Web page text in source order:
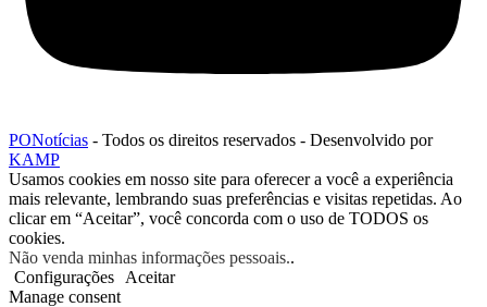
PONotícias - Todos os direitos reservados - Desenvolvido por
KAMP
Usamos cookies em nosso site para oferecer a você a experiência
mais relevante, lembrando suas preferências e visitas repetidas. Ao
clicar em “Aceitar”, você concorda com o uso de TODOS os
cookies.
Não venda minhas informações pessoais..
Configurações
Aceitar
Manage consent